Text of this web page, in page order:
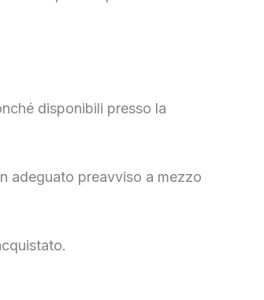
disponibili presso la
adeguato preavviso a mezzo